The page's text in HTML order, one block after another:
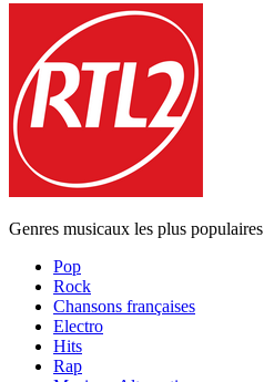
Genres musicaux les plus populaires
Pop
Rock
Chansons françaises
Electro
Hits
Rap